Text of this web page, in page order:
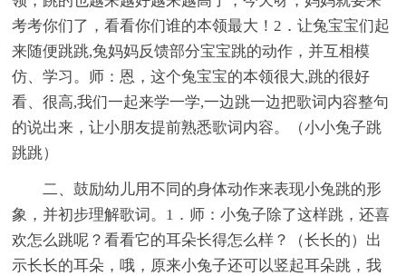
考考你们了，看看你们谁的本领最大！2．让兔宝宝们起
来随便跳跳,兔妈妈反馈部分宝宝跳的动作，并互相模
仿、学习。师：恩，这个兔宝宝的本领很大,跳的很好
看、很高,我们一起来学一学,一边跳一边把歌词内容整句
的说出来，让小朋友提前熟悉歌词内容。（小小兔子跳
跳跳）
二、鼓励幼儿用不同的身体动作来表现小兔跳的形
象，并初步理解歌词。1．师：小兔子除了这样跳，还喜
欢怎么跳呢？看看它的耳朵长得怎么样？（长长的）出
示长长的耳朵，哦，原来小兔子还可以竖起耳朵跳，我